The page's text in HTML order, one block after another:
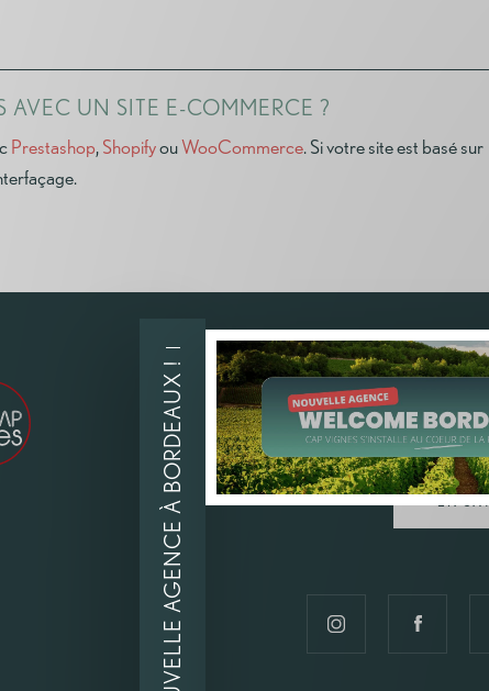
AVEC UN SITE E-COMMERCE ?
Prestashop,ShopifyouWooCommerce. Si votre site est basé sur
CAP VIGNES S'INSTALLE
BORDEAUX !
EN
📳 NOUVELLE AGENCE À BORDEAUX !